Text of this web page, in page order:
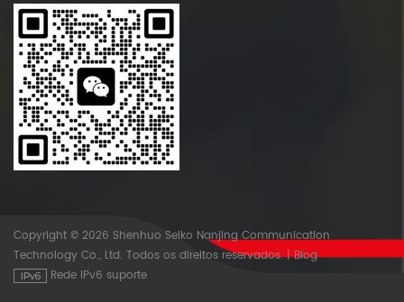
Copyright © 2026 Shenhuo Seiko Nanjing Communication
Technology Co., Ltd. Todos os direitos reservados.|Blog
Rede IPv6 suporte